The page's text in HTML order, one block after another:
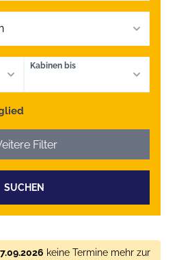
Kabinen bis
Filter
SUCHEN
keine Termine mehr zur